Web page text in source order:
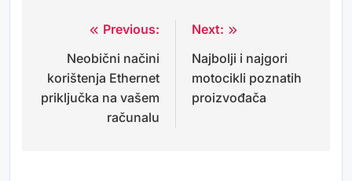
Navigacija
objava
Previous:
Neobični načini
korištenja Ethernet
priključka na vašem
računalu
Next:
Najbolji i najgori
motocikli poznatih
proizvođača